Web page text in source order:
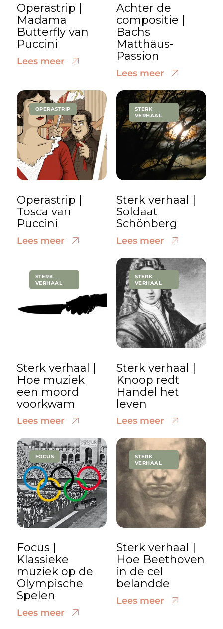
Operastrip |
Madama
Butterfly van
Puccini
Lees meer
Achter de
compositie |
Bachs
Matthäus-
Passion
Lees meer
OPERASTRIP
Operastrip |
Tosca van
Puccini
Lees meer
STERK
VERHAAL
Sterk verhaal |
Soldaat
Schönberg
Lees meer
STERK
VERHAAL
Sterk verhaal |
Hoe muziek
een moord
voorkwam
Lees meer
STERK
VERHAAL
Sterk verhaal |
Knoop redt
Handel het
leven
Lees meer
FOCUS
Focus |
Klassieke
muziek op de
Olympische
Spelen
Lees meer
STERK
VERHAAL
Sterk verhaal |
Hoe Beethoven
in de cel
belandde
Lees meer